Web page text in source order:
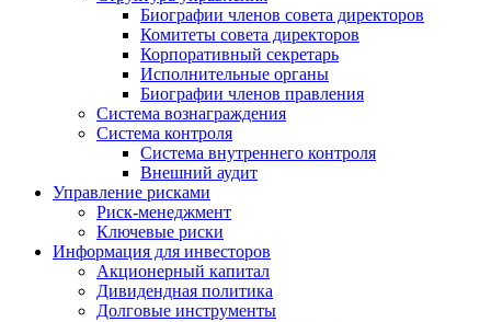
Биографии членов совета директоров
Комитеты совета директоров
Корпоративный секретарь
Исполнительные органы
Биографии членов правления
Система вознаграждения
Система контроля
Система внутреннего контроля
Внешний аудит
Управление рисками
Риск-менеджмент
Ключевые риски
Информация для инвесторов
Акционерный капитал
Дивидендная политика
Долговые инструменты